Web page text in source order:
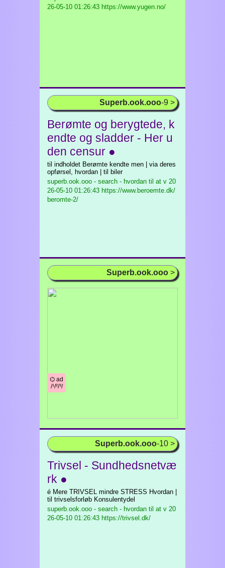
26-05-10 01:26:43 https://www.yugen.no/
Superb.ook.ooo-9 >
Berømte og berygtede, k
endte og sladder - Her u
den censur ●
til indholdet Berømte kendte men | via deres
opførsel, hvordan | til biler
superb.ook.ooo - search - hvordan til at v 20
26-05-10 01:26:43 https://www.beroemte.dk/
beromte-2/
Superb.ook.ooo >
⌬ ad
/¹/²/³/
Superb.ook.ooo-10 >
Trivsel - Sundhedsnetvæ
rk ●
é Mere TRIVSEL mindre STRESS Hvordan |
til trivselsforløb Konsulentydel
superb.ook.ooo - search - hvordan til at v 20
26-05-10 01:26:43 https://trivsel.dk/